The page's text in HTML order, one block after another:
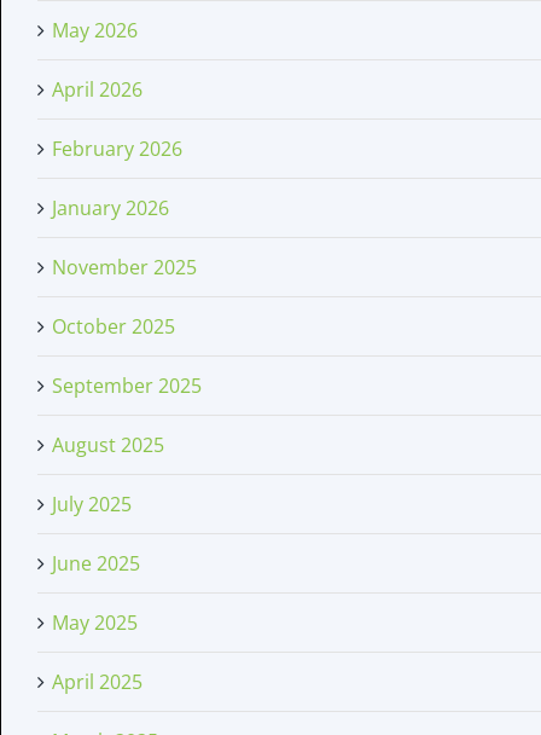
May 2026
April 2026
February 2026
January 2026
November 2025
October 2025
September 2025
August 2025
July 2025
June 2025
May 2025
April 2025